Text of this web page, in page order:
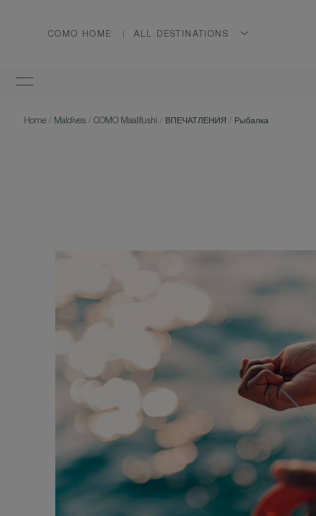
COMO HOME ALL DESTINATIONS
Home / Maldives / COMO Maalifushi / ВПЕЧАТЛЕНИЯ / Рыбалка